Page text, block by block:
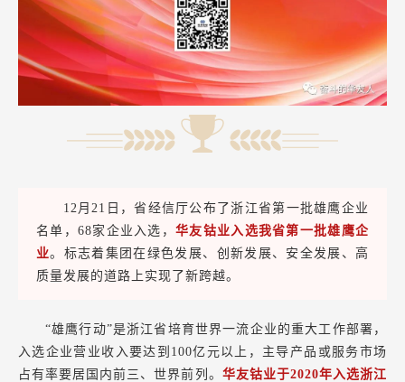
12月21日，省经信厅公布了浙江省第一批雄鹰企业
名单，68家企业入选，华友钴业入选我省第一批雄鹰企
业。标志着集团在绿色发展、创新发展、安全发展、高
质量发展的道路上实现了新跨越。
“雄鹰行动”是浙江省培育世界一流企业的重大工作部署，
入选企业营业收入要达到100亿元以上，主导产品或服务市场
占有率要居国内前三、世界前列。 华友钴业于2020年入选浙江